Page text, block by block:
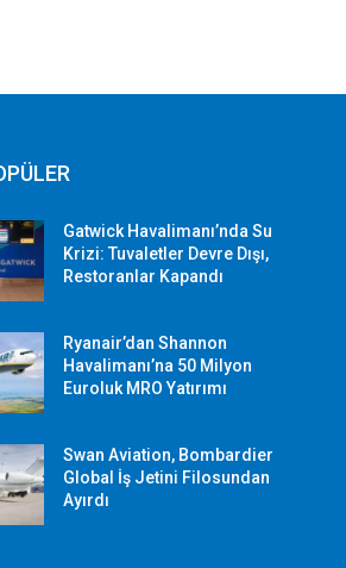
Gatwick Havalimanı’nda Su
Krizi: Tuvaletler Devre Dışı,
Restoranlar Kapandı
Ryanair’dan Shannon
Havalimanı’na 50 Milyon
Euroluk MRO Yatırımı
Swan Aviation, Bombardier
Global İş Jetini Filosundan
Ayırdı